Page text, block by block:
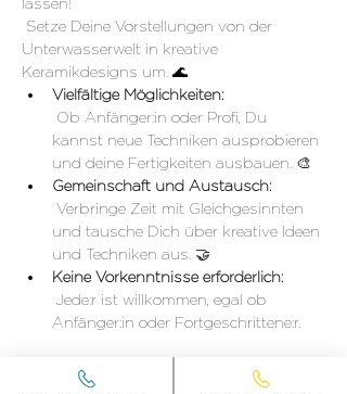
lassen!
Unterwasserwelt in kreative
Keramikdesigns um. 🌊
Vielfältige Möglichkeiten:
kannst neue Techniken ausprobieren
und deine Fertigkeiten ausbauen. 🎨
Gemeinschaft und Austausch:
und tausche Dich über kreative Ideen
und Techniken aus. 🤝
Keine Vorkenntnisse erforderlich:
Anfänger:in oder Fortgeschrittene:r.
DETAILS hier >